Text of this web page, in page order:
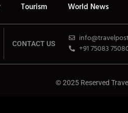
Tourism World News
CONTACT US
+91 75083
© 2025 Reserved